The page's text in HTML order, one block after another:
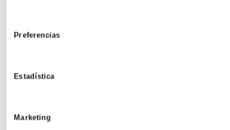
Preferencias
Estadística
Marketing